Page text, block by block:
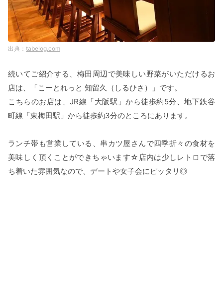
tabelog.com
続いてご紹介する、梅田周辺で美味しい野菜がいただけるお
店は、「こーとれっと 知留久（しるひさ）」です。
こちらのお店は、JR線「大阪駅」から徒歩約5分、地下鉄谷
町線「東梅田駅」から徒歩約3分のところにあります。
ランチ帯も営業している、串カツ屋さんで四季折々の食材を
美味しく頂くことができちゃいます☆店内は少しレトロで落
ち着いた雰囲気なので、デートや女子会にピッタリ◎